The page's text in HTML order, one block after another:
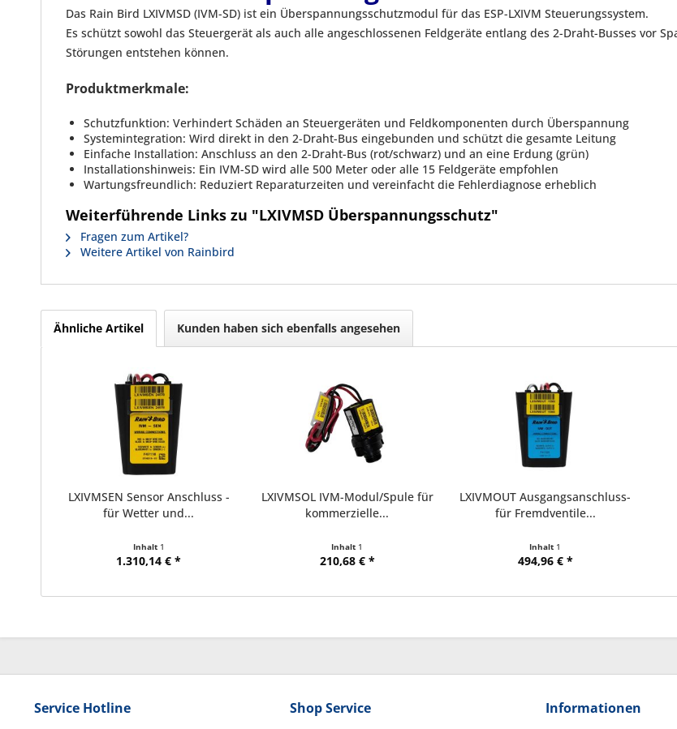
Das Rain Bird LXIVMSD (IVM-SD) ist ein Überspannungsschutzmodul für das ESP-LXIVM Steuerungssystem.
Es schützt sowohl das Steuergerät als auch alle angeschlossenen Feldgeräte entlang des 2-Draht-Busses vor
Störungen entstehen können.
Produktmerkmale:
Schutzfunktion: Verhindert Schäden an Steuergeräten und Feldkomponenten durch Überspannung
Systemintegration: Wird direkt in den 2-Draht-Bus eingebunden und schützt die gesamte Leitung
Einfache Installation: Anschluss an den 2-Draht-Bus (rot/schwarz) und an eine Erdung (grün)
Installationshinweis: Ein IVM-SD wird alle 500 Meter oder alle 15 Feldgeräte empfohlen
Wartungsfreundlich: Reduziert Reparaturzeiten und vereinfacht die Fehlerdiagnose erheblich
Weiterführende Links zu "LXIVMSD Überspannungsschutz"
Fragen zum Artikel?
Weitere Artikel von Rainbird
Ähnliche Artikel Kunden haben sich ebenfalls angesehen
LXIVMSEN Sensor Anschluss -
für Wetter und...
Inhalt 1
1.310,14 € *
LXIVMSOL IVM-Modul/Spule für
kommerzielle...
Inhalt 1
210,68 € *
LXIVMOUT Ausgangsanschluss-
für Fremdventile...
Inhalt 1
494,96 € *
Service Hotline Shop Service Informationen